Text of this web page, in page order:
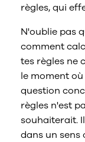
règles, qui
N'oublie pas
comment
tes règles ne
le moment
question
règles n'est
souhaiterait.
dans un sens